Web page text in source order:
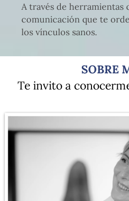
A través de herramientas
comunicación que te
los vínculos sanos.
SOBRE
Te invito a